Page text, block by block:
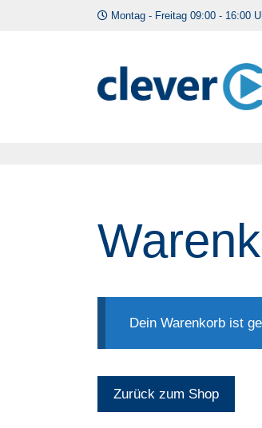
Montag - Freitag 09:00 - 16:00
Dein Warenkorb ist
Zurück zum Shop